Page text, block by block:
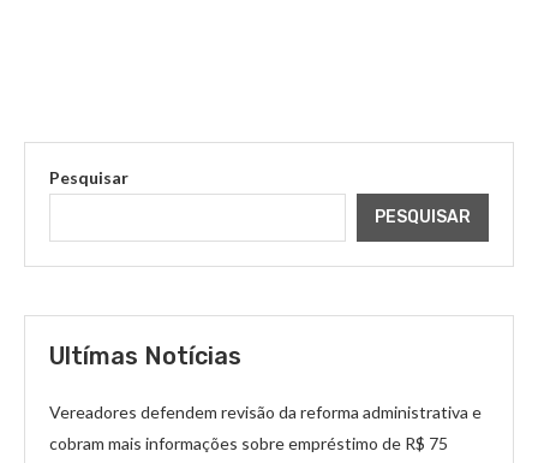
Pesquisar
PESQUISAR
Ultímas Notícias
Vereadores defendem revisão da reforma administrativa e
cobram mais informações sobre empréstimo de R$ 75